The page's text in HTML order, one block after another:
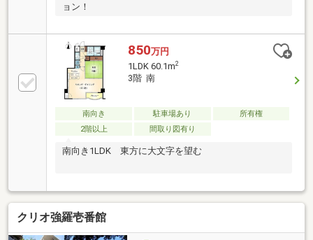
ョン！
850万円
1LDK 60.1m2
3階 南
南向き 駐車場あり
所有権
2階以上
間取り図有り
南向き1LDK 東方に大文字を望む
クリオ強羅壱番館